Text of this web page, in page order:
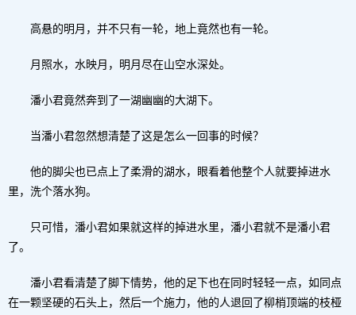
高悬的明月，并不只有一轮，地上竟然也有一轮。
月照水，水映月，明月尽在山空水深处。
潘小君竟然奔到了一湖幽幽的大湖下。
当潘小君忽然想清楚了这是怎么一回事的时候？
他的脚尖也已点上了柔滑的湖水，眼看着他整个人就要掉进水
里，洗个落水狗。
只可惜，潘小君如果就这样的掉进水里，潘小君就不是潘小君
了。
潘小君看清楚了脚下情势，他的足下也在同时轻轻一点，如同点
在一颗坚硬的石头上，然后一个施力，他的人退回了柳梢顶端的枝桠